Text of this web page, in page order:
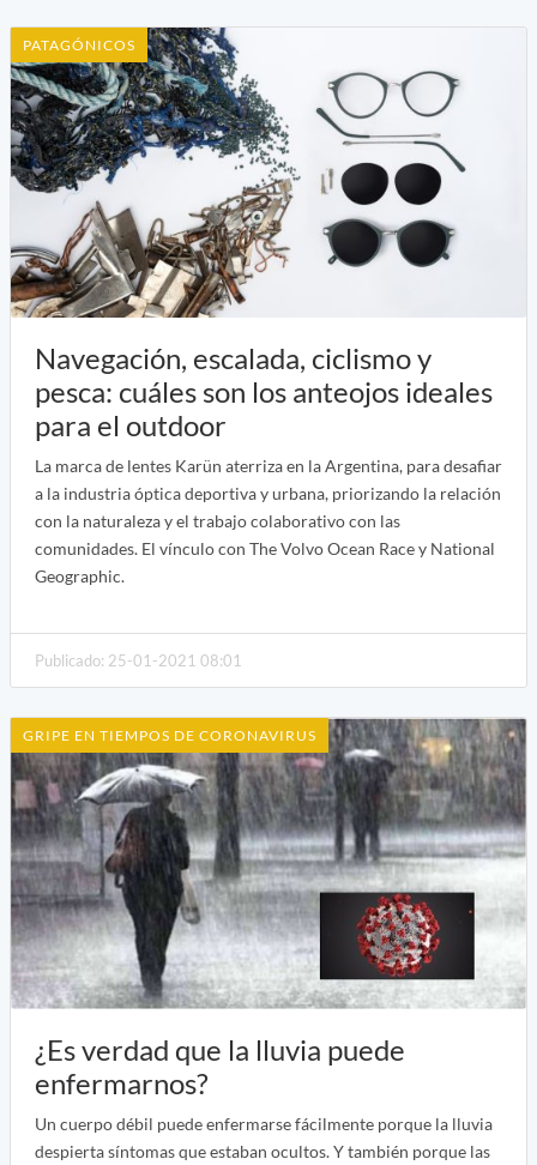
PATAGÓNICOS
Navegación, escalada, ciclismo y
pesca: cuáles son los anteojos ideales
para el outdoor
La marca de lentes Karün aterriza en la Argentina, para desafiar
a la industria óptica deportiva y urbana, priorizando la relación
con la naturaleza y el trabajo colaborativo con las
comunidades. El vínculo con The Volvo Ocean Race y National
Geographic.
Publicado: 25-01-2021 08:01
GRIPE EN TIEMPOS DE CORONAVIRUS
¿Es verdad que la lluvia puede
enfermarnos?
Un cuerpo débil puede enfermarse fácilmente porque la lluvia
despierta síntomas que estaban ocultos. Y también porque las